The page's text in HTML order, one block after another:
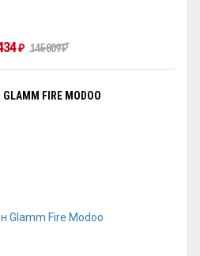
₽ 145 809₽
FIRE MODOO